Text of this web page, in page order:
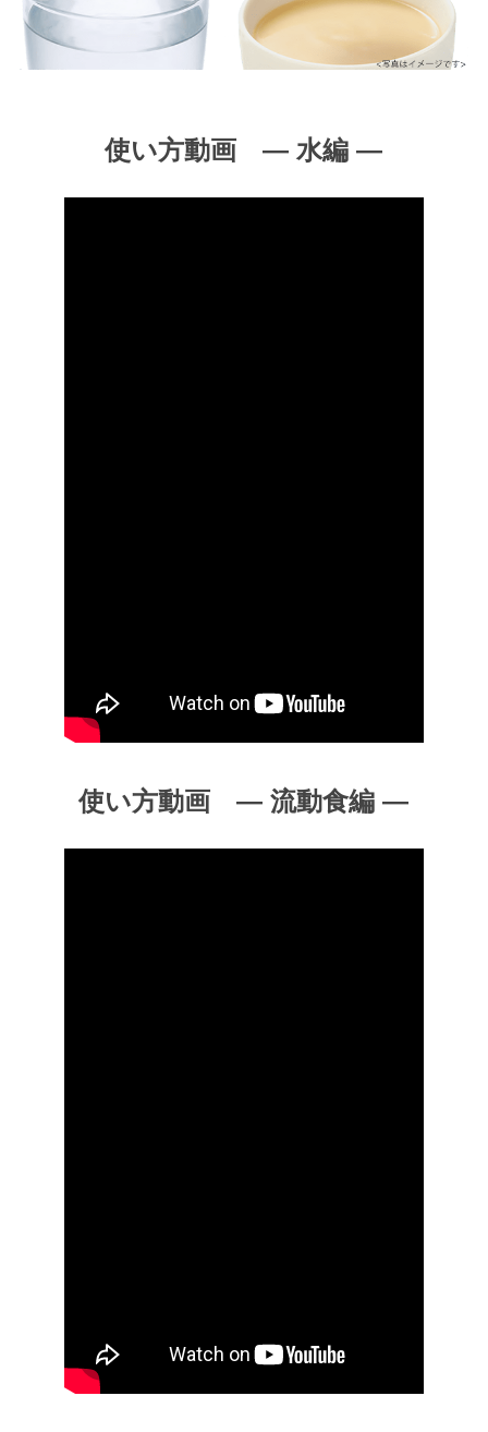
使い方動画 ― 水編 ―
使い方動画 ― 流動食編 ―